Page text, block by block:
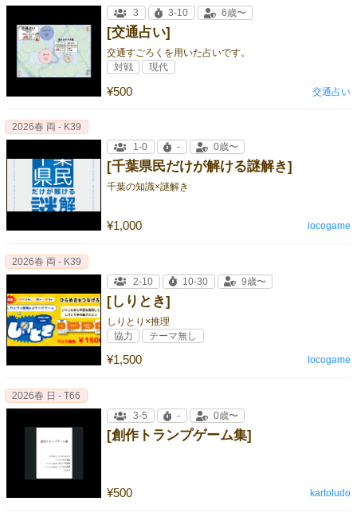
[交通占い]
交通すごろくを用いた占いです。
¥500
3 3-10 6歳〜
対戦 現代
交通占い
[千葉県民だけが解ける謎解き]
千葉の知識×謎解き
¥1,000
2026春 両 - K39
1-0
- 0歳〜
locogame
[しりとき]
しりとり×推理
¥1,500
2026春 両 - K39
2-10
10-30 9歳〜
協力 テーマ無し
locogame
[創作トランプゲーム集]
¥500
2026春 日 - T66
3-5
- 0歳〜
kartoludo